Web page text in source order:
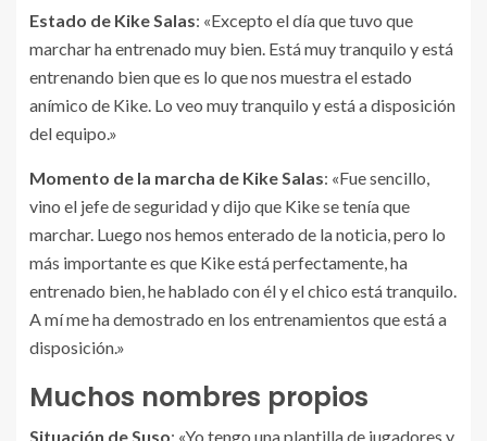
Estado de Kike Salas: «Excepto el día que tuvo que
marchar ha entrenado muy bien. Está muy tranquilo y está
entrenando bien que es lo que nos muestra el estado
anímico de Kike. Lo veo muy tranquilo y está a disposición
del equipo.»
Momento de la marcha de Kike Salas: «Fue sencillo,
vino el jefe de seguridad y dijo que Kike se tenía que
marchar. Luego nos hemos enterado de la noticia, pero lo
más importante es que Kike está perfectamente, ha
entrenado bien, he hablado con él y el chico está tranquilo.
A mí me ha demostrado en los entrenamientos que está a
disposición.»
Muchos nombres propios
Situación de Suso: «Yo tengo una plantilla de jugadores y